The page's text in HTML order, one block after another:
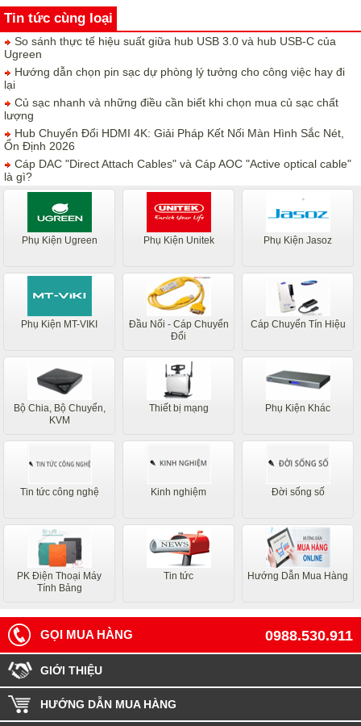
Tin tức cùng loại
So sánh thực tế hiệu suất giữa hub USB 3.0 và hub USB-C của
Ugreen
Hướng dẫn chọn pin sạc dự phòng lý tưởng cho công việc hay đi
lại
Củ sạc nhanh và những điều cần biết khi chọn mua củ sạc chất
lượng
Hub Chuyển Đổi HDMI 4K: Giải Pháp Kết Nối Màn Hình Sắc Nét,
Ổn Định 2026
Cáp DAC "Direct Attach Cables" và Cáp AOC "Active optical cable"
là gì?
Phụ Kiện Ugreen Phụ Kiện Unitek Phụ Kiện Jasoz
Phụ Kiện MT-VIKI
Đầu Nối - Cáp Chuyển
Đổi
Cáp Chuyển Tín Hiệu
Bộ Chia, Bộ Chuyển,
KVM
Thiết bị mạng Phụ Kiện Khác
Tin tức công nghệ Kinh nghiệm Đời sống số
PK Điện Thoại Máy
Tính Bảng
Tin tức Hướng Dẫn Mua Hàng
0988.530.911
GỌI MUA HÀNG
GIỚI THIỆU
HƯỚNG DẪN MUA HÀNG